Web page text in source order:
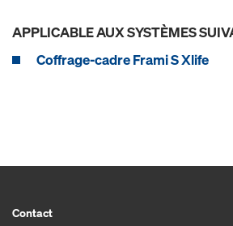
APPLICABLE AUX SYSTÈMES
Coffrage-cadre Frami S Xlife
Contact